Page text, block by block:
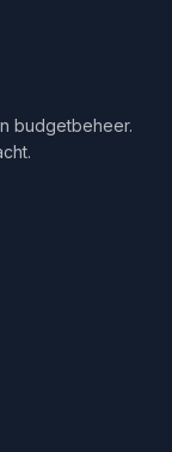
budgetbeheer.